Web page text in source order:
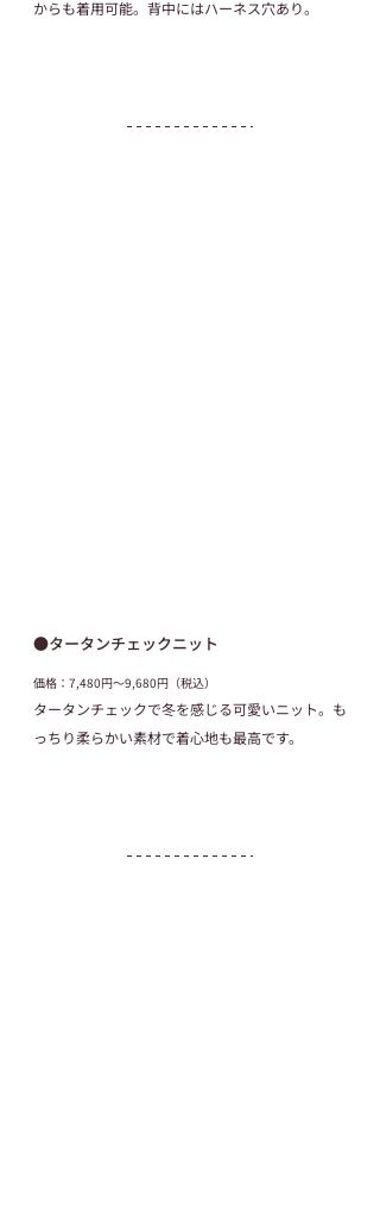
からも着用可能。背中にはハーネス穴あり。
●タータンチェックニット
価格：7,480円～9,680円（税込）
タータンチェックで冬を感じる可愛いニット。も
っちり柔らかい素材で着心地も最高です。